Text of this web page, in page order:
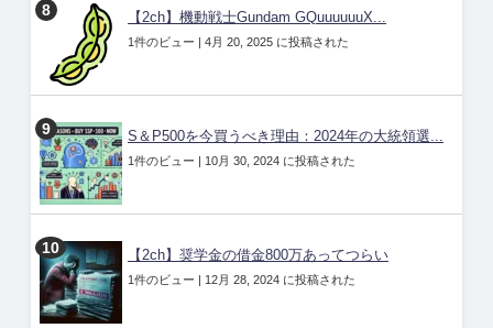
【2ch】機動戦士Gundam GQuuuuuuX...
1件のビュー | 4月 20, 2025 に投稿された
S＆P500を今買うべき理由：2024年の大統領選...
1件のビュー | 10月 30, 2024 に投稿された
【2ch】奨学金の借金800万あってつらい
1件のビュー | 12月 28, 2024 に投稿された